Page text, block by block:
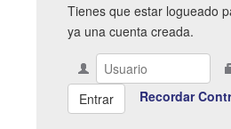
Tienes que estar logueado
ya una cuenta creada.
Recordar